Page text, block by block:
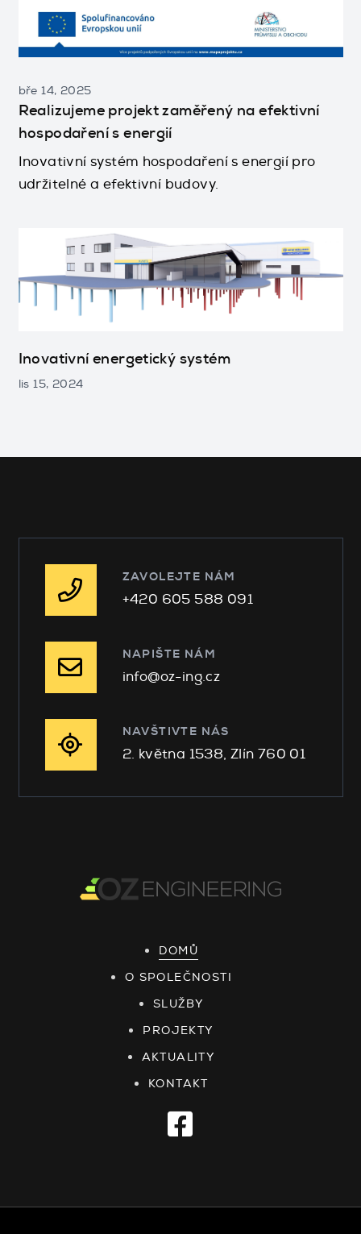
bře 14, 2025
Realizujeme projekt zaměřený na efektivní
hospodaření s energií
Inovativní systém hospodaření s energií pro
udržitelné a efektivní budovy.
Inovativní energetický systém
lis 15, 2024
ZAVOLEJTE NÁM
+420 605 588 091
NAPIŠTE NÁM
info@oz-ing.cz
NAVŠTIVTE NÁS
2. května 1538, Zlín 760 01
DOMŮ
O SPOLEČNOSTI
SLUŽBY
PROJEKTY
AKTUALITY
KONTAKT